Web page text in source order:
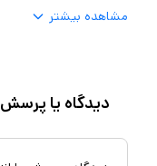
مشاهده بیشتر
دیدگاه یا پرسش